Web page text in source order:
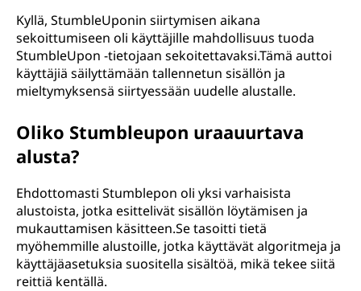
Kyllä, StumbleUponin siirtymisen aikana
sekoittumiseen oli käyttäjille mahdollisuus tuoda
StumbleUpon -tietojaan sekoitettavaksi.Tämä auttoi
käyttäjiä säilyttämään tallennetun sisällön ja
mieltymyksensä siirtyessään uudelle alustalle.
Oliko Stumbleupon uraauurtava
alusta?
Ehdottomasti Stumblepon oli yksi varhaisista
alustoista, jotka esittelivät sisällön löytämisen ja
mukauttamisen käsitteen.Se tasoitti tietä
myöhemmille alustoille, jotka käyttävät algoritmeja ja
käyttäjäasetuksia suositella sisältöä, mikä tekee siitä
reittiä kentällä.